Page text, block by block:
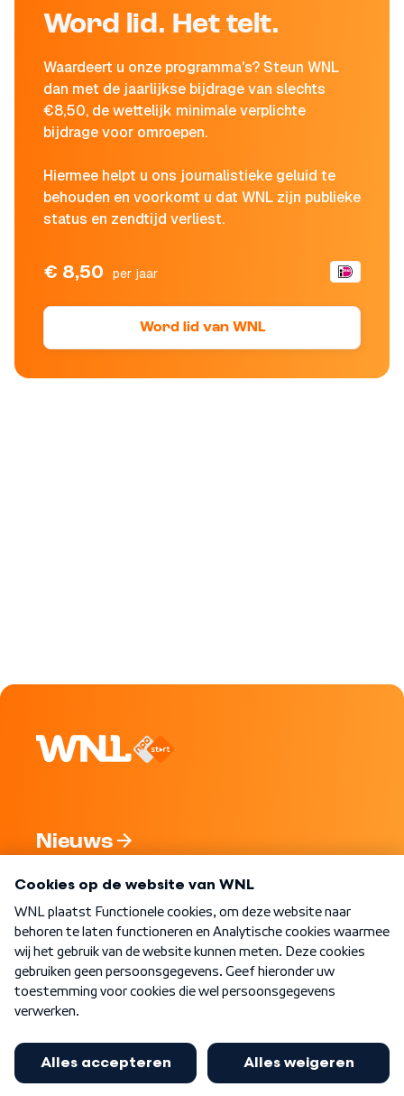
Word lid. Het telt.
Waardeert u onze programma's? Steun WNL
dan met de jaarlijkse bijdrage van slechts
€8,50, de wettelijk minimale verplichte
bijdrage voor omroepen.
Hiermee helpt u ons journalistieke geluid te
behouden en voorkomt u dat WNL zijn publieke
status en zendtijd verliest.
€ 8,50 per jaar
Word lid van WNL
Nieuws
Nieuwsbrief
Word Lid